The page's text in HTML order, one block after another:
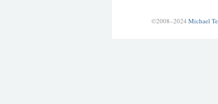
©2008–2024 Michael